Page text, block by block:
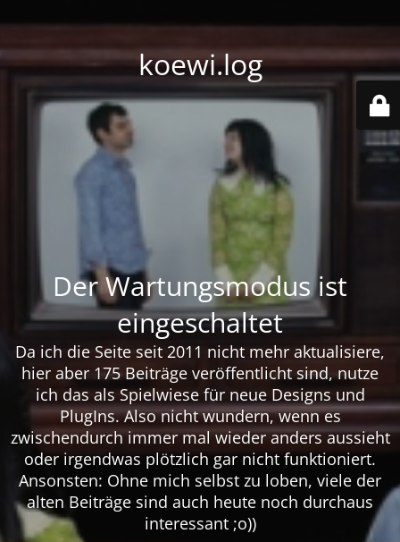
koewi.log
Der Wartungsmodus ist
eingeschaltet
Da ich die Seite seit 2011 nicht mehr aktualisiere,
hier aber 175 Beiträge veröffentlicht sind, nutze
ich das als Spielwiese für neue Designs und
PlugIns. Also nicht wundern, wenn es
zwischendurch immer mal wieder anders aussieht
oder irgendwas plötzlich gar nicht funktioniert.
Ansonsten: Ohne mich selbst zu loben, viele der
alten Beiträge sind auch heute noch durchaus
interessant ;o))